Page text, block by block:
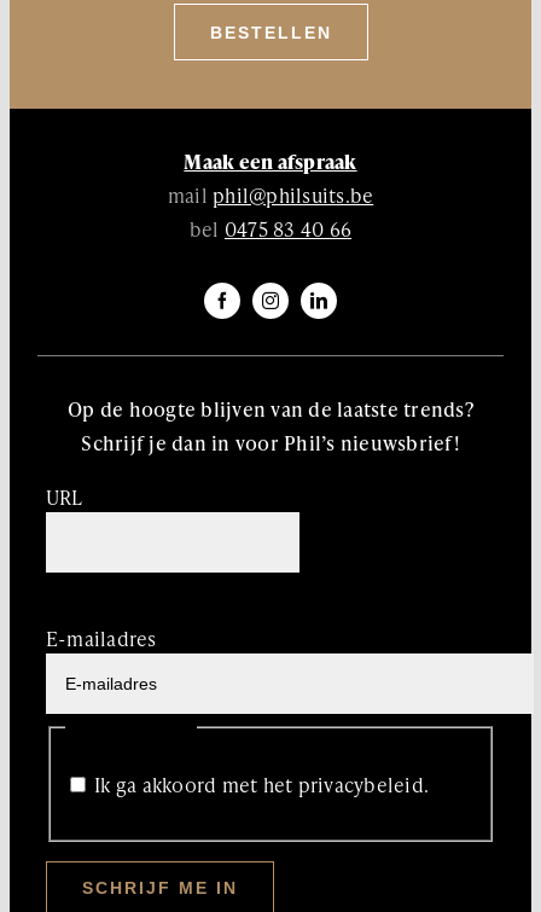
BESTELLEN
Maak een afspraak
mail phil@philsuits.be
bel 0475 83 40 66
Op de hoogte blijven van de laatste trends?
Schrijf je dan in voor Phil’s nieuwsbrief!
URL
E-mailadres
Ik ga akkoord met het privacybeleid.